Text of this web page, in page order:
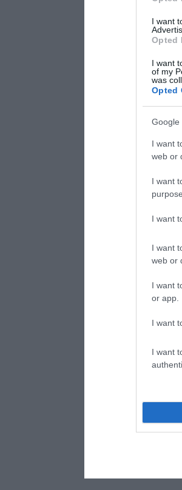
I want
Opted
I want
of my
was
Opted
Google
I want
web or
I want
I want
I want
web or
I want
or app.
I want
I want